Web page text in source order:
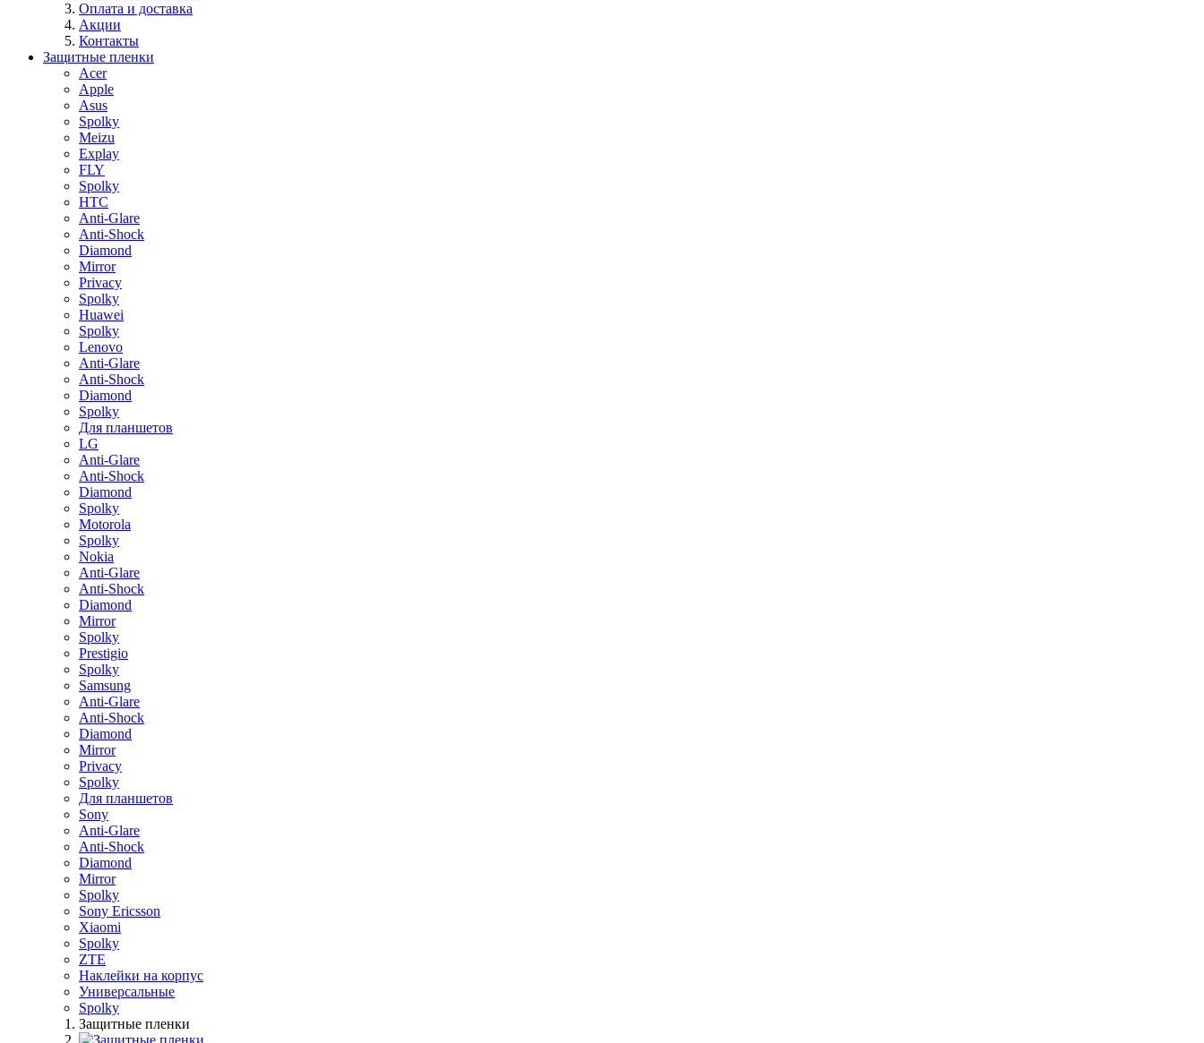
Оплата и доставка
Акции
Контакты
Защитные пленки
Acer
Apple
Asus
Spolky
Meizu
Explay
FLY
Spolky
HTC
Anti-Glare
Anti-Shock
Diamond
Mirror
Privacy
Spolky
Huawei
Spolky
Lenovo
Anti-Glare
Anti-Shock
Diamond
Spolky
Для планшетов
LG
Anti-Glare
Anti-Shock
Diamond
Spolky
Motorola
Spolky
Nokia
Anti-Glare
Anti-Shock
Diamond
Mirror
Spolky
Prestigio
Spolky
Samsung
Anti-Glare
Anti-Shock
Diamond
Mirror
Privacy
Spolky
Для планшетов
Sony
Anti-Glare
Anti-Shock
Diamond
Mirror
Spolky
Sony Ericsson
Xiaomi
Spolky
ZTE
Наклейки на корпус
Универсальные
Spolky
Защитные пленки